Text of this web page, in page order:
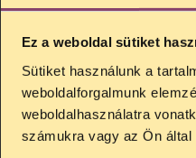
Ez a weboldal sütiket
Sütiket használunk a
weboldalforgalmunk
weboldalhasználatra
számukra vagy az Ön
Kedves
kedden, 13